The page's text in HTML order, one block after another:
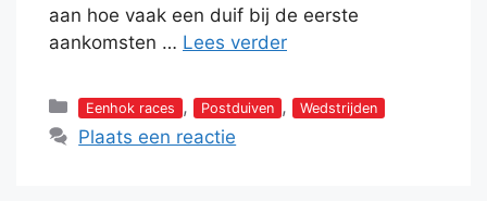
aan hoe vaak een duif bij de eerste
aankomsten … Lees verder
Categorieën
Eenhok races , Postduiven , Wedstrijden
Plaats een reactie